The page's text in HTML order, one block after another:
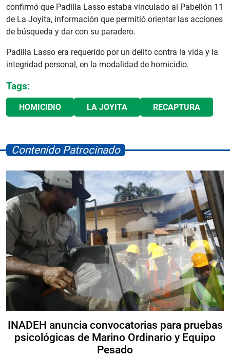
confirmó que Padilla Lasso estaba vinculado al Pabellón 11
de La Joyita, información que permitió orientar las acciones
de búsqueda y dar con su paradero.
Padilla Lasso era requerido por un delito contra la vida y la
integridad personal, en la modalidad de homicidio.
Tags:
HOMICIDIO LA JOYITA RECAPTURA
Contenido Patrocinado
INADEH anuncia convocatorias para pruebas
psicológicas de Marino Ordinario y Equipo
Pesado